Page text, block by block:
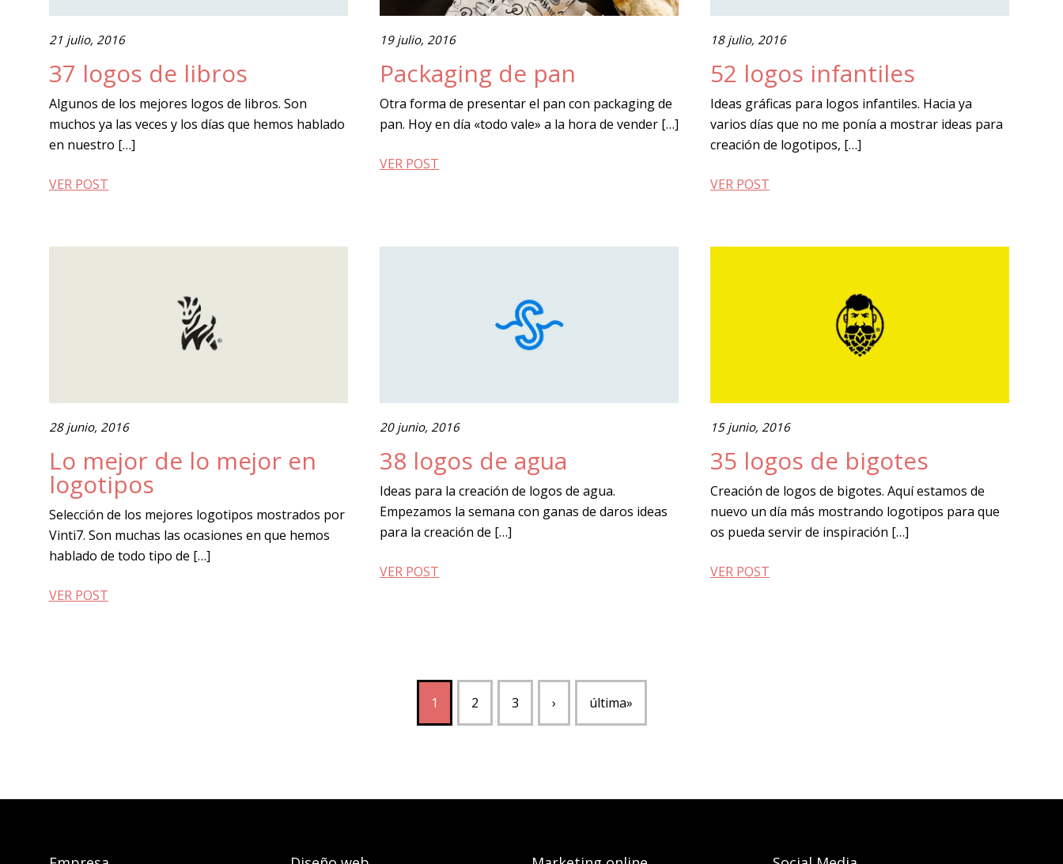
21 julio, 2016
37 logos de libros
Algunos de los mejores logos de libros. Son
muchos ya las veces y los días que hemos hablado
en nuestro […]
VER POST
19 julio, 2016
Packaging de pan
Otra forma de presentar el pan con packaging de
pan. Hoy en día «todo vale» a la hora de vender […]
VER POST
18 julio, 2016
52 logos infantiles
Ideas gráficas para logos infantiles. Hacia ya
varios días que no me ponía a mostrar ideas para
creación de logotipos, […]
VER POST
28 junio, 2016
Lo mejor de lo mejor en
logotipos
Selección de los mejores logotipos mostrados por
Vinti7. Son muchas las ocasiones en que hemos
hablado de todo tipo de […]
VER POST
20 junio, 2016
38 logos de agua
Ideas para la creación de logos de agua.
Empezamos la semana con ganas de daros ideas
para la creación de […]
VER POST
15 junio, 2016
35 logos de bigotes
Creación de logos de bigotes. Aquí estamos de
nuevo un día más mostrando logotipos para que
os pueda servir de inspiración […]
VER POST
1 2 3 › última»